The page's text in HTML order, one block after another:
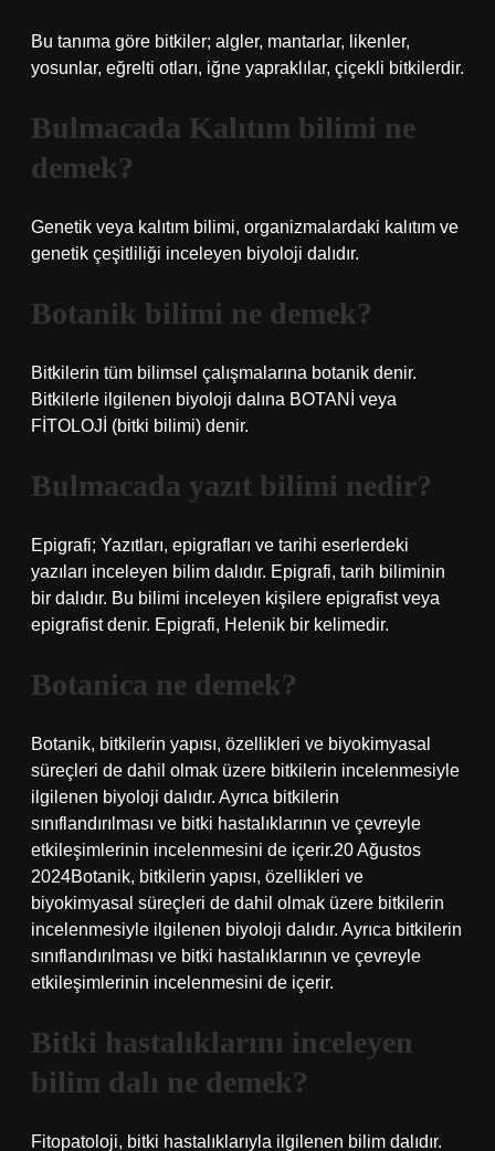
Bu tanıma göre bitkiler; algler, mantarlar, likenler,
yosunlar, eğrelti otları, iğne yapraklılar, çiçekli bitkilerdir.
Bulmacada Kalıtım bilimi ne
demek?
Genetik veya kalıtım bilimi, organizmalardaki kalıtım ve
genetik çeşitliliği inceleyen biyoloji dalıdır.
Botanik bilimi ne demek?
Bitkilerin tüm bilimsel çalışmalarına botanik denir.
Bitkilerle ilgilenen biyoloji dalına BOTANİ veya
FİTOLOJİ (bitki bilimi) denir.
Bulmacada yazıt bilimi nedir?
Epigrafi; Yazıtları, epigrafları ve tarihi eserlerdeki
yazıları inceleyen bilim dalıdır. Epigrafi, tarih biliminin
bir dalıdır. Bu bilimi inceleyen kişilere epigrafist veya
epigrafist denir. Epigrafi, Helenik bir kelimedir.
Botanica ne demek?
Botanik, bitkilerin yapısı, özellikleri ve biyokimyasal
süreçleri de dahil olmak üzere bitkilerin incelenmesiyle
ilgilenen biyoloji dalıdır. Ayrıca bitkilerin
sınıflandırılması ve bitki hastalıklarının ve çevreyle
etkileşimlerinin incelenmesini de içerir.20 Ağustos
2024Botanik, bitkilerin yapısı, özellikleri ve
biyokimyasal süreçleri de dahil olmak üzere bitkilerin
incelenmesiyle ilgilenen biyoloji dalıdır. Ayrıca bitkilerin
sınıflandırılması ve bitki hastalıklarının ve çevreyle
etkileşimlerinin incelenmesini de içerir.
Bitki hastalıklarını inceleyen
bilim dalı ne demek?
Fitopatoloji, bitki hastalıklarıyla ilgilenen bilim dalıdır.